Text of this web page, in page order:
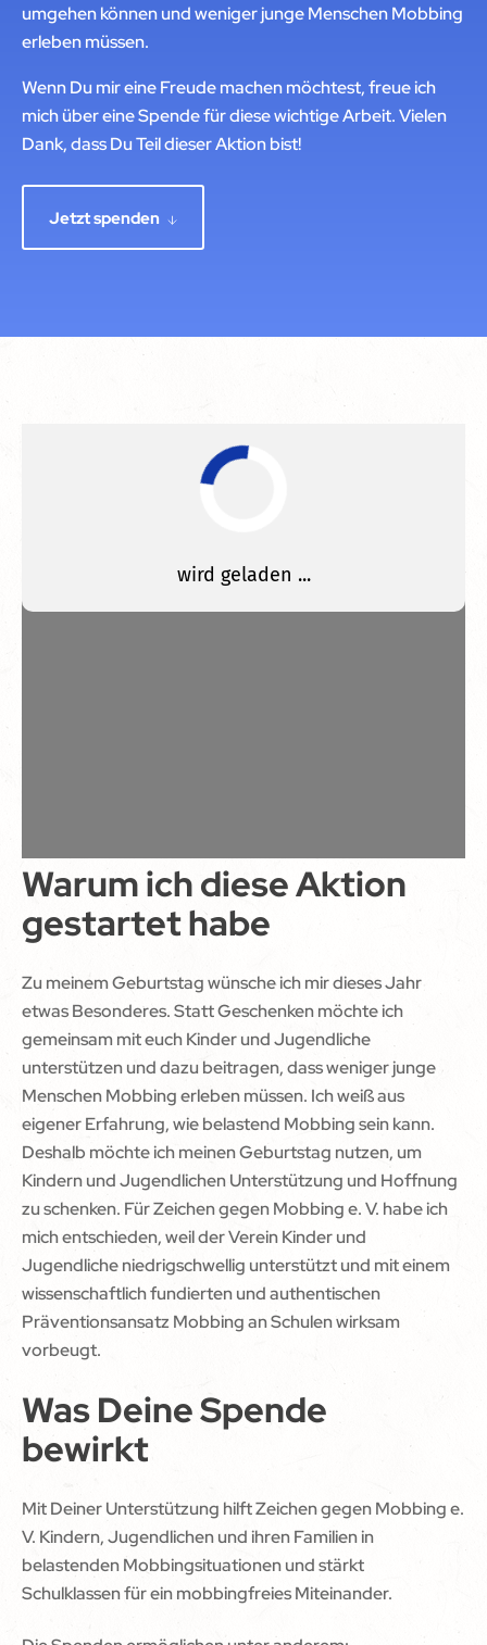
umgehen können und weniger junge Menschen Mobbing
erleben müssen.
Wenn Du mir eine Freude machen möchtest, freue ich
mich über eine Spende für diese wichtige Arbeit. Vielen
Dank, dass Du Teil dieser Aktion bist!
Jetzt spenden
Warum ich diese Aktion
gestartet habe
Zu meinem Geburtstag wünsche ich mir dieses Jahr
etwas Besonderes. Statt Geschenken möchte ich
gemeinsam mit euch Kinder und Jugendliche
unterstützen und dazu beitragen, dass weniger junge
Menschen Mobbing erleben müssen. Ich weiß aus
eigener Erfahrung, wie belastend Mobbing sein kann.
Deshalb möchte ich meinen Geburtstag nutzen, um
Kindern und Jugendlichen Unterstützung und Hoffnung
zu schenken. Für Zeichen gegen Mobbing e. V. habe ich
mich entschieden, weil der Verein Kinder und
Jugendliche niedrigschwellig unterstützt und mit einem
wissenschaftlich fundierten und authentischen
Präventionsansatz Mobbing an Schulen wirksam
vorbeugt.
Was Deine Spende
bewirkt
Mit Deiner Unterstützung hilft Zeichen gegen Mobbing e.
V. Kindern, Jugendlichen und ihren Familien in
belastenden Mobbingsituationen und stärkt
Schulklassen für ein mobbingfreies Miteinander.